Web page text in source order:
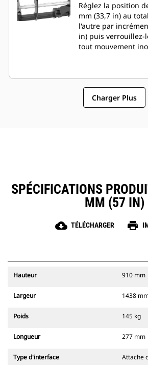
Réglez la position
mm (33,7 in) au
l'autre par
in) puis verrouillez-
tout mouvement
Charger Plus
SPÉCIFICATIONS
MM (57 IN)
cloud_download TÉLÉCHARGER print
Hauteur 910 mm
Largeur 1438
Poids 145 kg
Longueur 277 mm
Type d'interface Attache